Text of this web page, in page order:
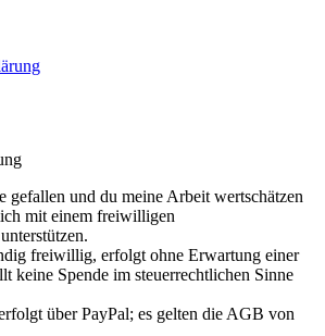
gefallen und du meine Arbeit wertschätzen
mit einem freiwilligen
freiwillig, erfolgt ohne Erwartung einer
keine Spende im steuerrechtlichen Sinne
über PayPal; es gelten die AGB von